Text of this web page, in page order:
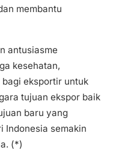
membantu
antusiasme
kesehatan,
eksportir untuk
tujuan ekspor baik
baru yang
Indonesia semakin
(*)